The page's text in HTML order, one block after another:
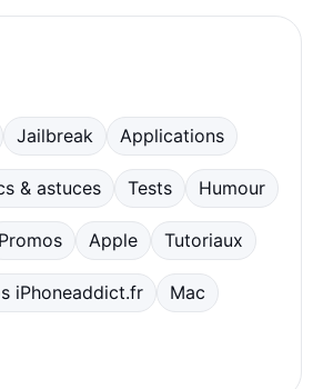
Jailbreak Applications
& astuces Tests Humour
Promos Apple Tutoriaux
iPhoneaddict.fr Mac